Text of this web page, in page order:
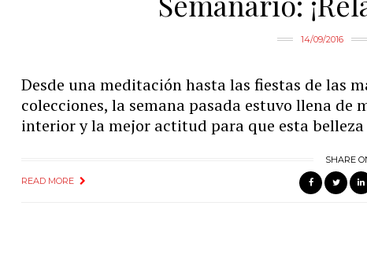
14/09/2016
Desde una meditación hasta las fiestas de las
colecciones, la semana pasada estuvo llena
interior y la mejor actitud para que esta
READ MORE
SHARE